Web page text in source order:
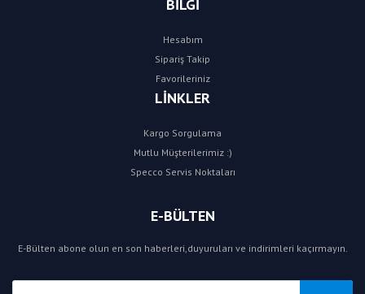
BİLGİ
Hesabım
Sipariş Takip
Favorileriniz
LİNKLER
Kargo Sorgulama
Mutlu Müşterilerimiz :)
Specco Servis Noktaları
E-BÜLTEN
E-Bülten abone olun en son haberleri,duyuruları ve indirimleri kaçırmayın.